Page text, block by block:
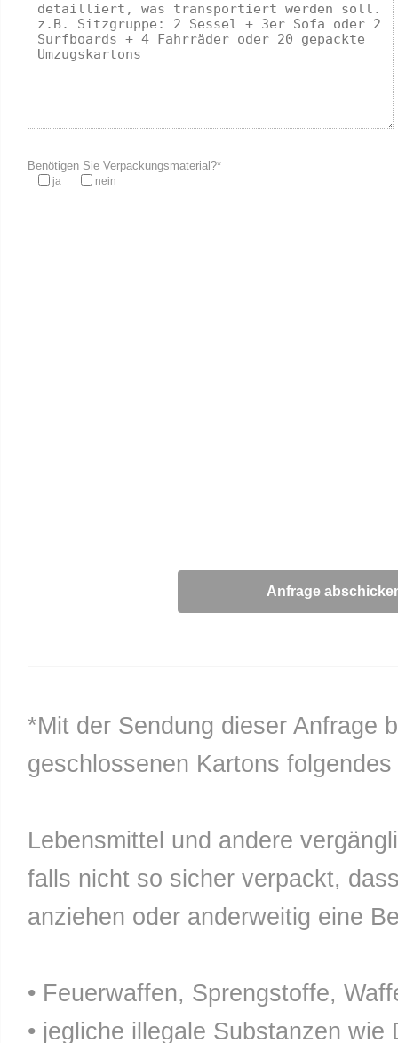
Benötigen Sie Verpackungsmaterial?*
ja nein
*Mit der Sendung dieser Anfrage
geschlossenen Kartons
Lebensmittel und andere
falls nicht so sicher verpackt,
anziehen oder anderweitig eine
• Feuerwaffen, Sprengstoffe,
• jegliche illegale Substanzen